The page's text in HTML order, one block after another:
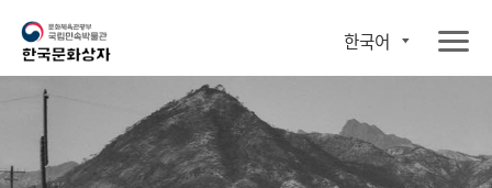
한국어